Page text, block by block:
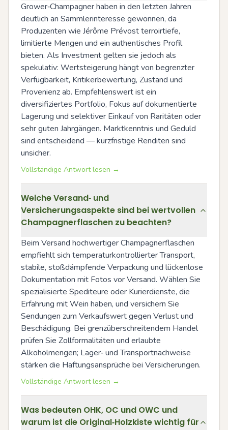
Grower‑Champagner haben in den letzten Jahren
deutlich an Sammlerinteresse gewonnen, da
Produzenten wie Jérôme Prévost terroirtiefe,
limitierte Mengen und ein authentisches Profil
bieten. Als Investment gelten sie jedoch als
spekulativ: Wertsteigerung hängt von begrenzter
Verfügbarkeit, Kritikerbewertung, Zustand und
Provenienz ab. Empfehlenswert ist ein
diversifiziertes Portfolio, Fokus auf dokumentierte
Lagerung und selektiver Einkauf von Raritäten oder
sehr guten Jahrgängen. Marktkenntnis und Geduld
sind entscheidend — kurzfristige Renditen sind
unsicher.
Vollständige Antwort lesen →
Welche Versand‑ und
Versicherungsaspekte sind bei wertvollen
Champagnerflaschen zu beachten?
Beim Versand hochwertiger Champagnerflaschen
empfiehlt sich temperaturkontrollierter Transport,
stabile, stoßdämpfende Verpackung und lückenlose
Dokumentation mit Fotos vor Versand. Wählen Sie
spezialisierte Spediteure oder Kurierdienste, die
Erfahrung mit Wein haben, und versichern Sie
Sendungen zum Verkaufswert gegen Verlust und
Beschädigung. Bei grenzüberschreitendem Handel
prüfen Sie Zollformalitäten und erlaubte
Alkoholmengen; Lager‑ und Transportnachweise
stärken die Haftungsansprüche bei Versicherungen.
Vollständige Antwort lesen →
Was bedeuten OHK, OC und OWC und
warum ist die Original‑Holzkiste wichtig für